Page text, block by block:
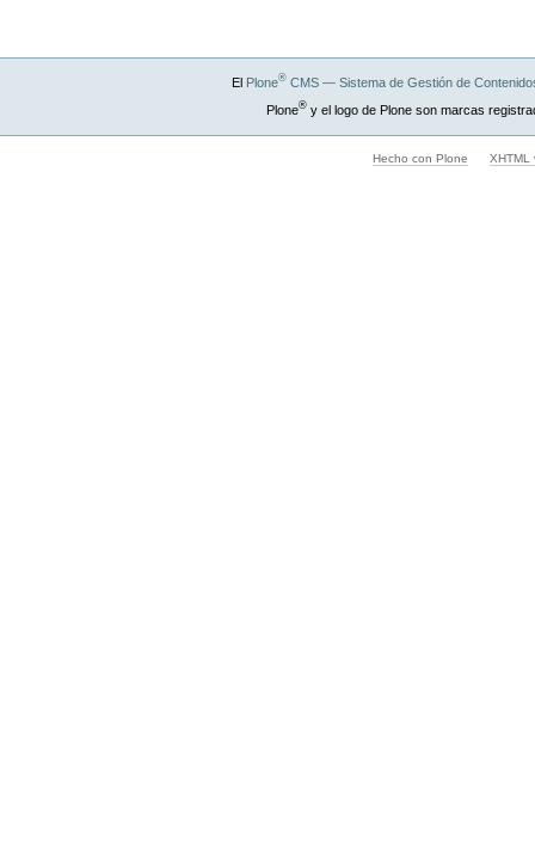
El Plone®CMS — Sistema de Gestión de
Plone®y el logo de Plone son marcas
Hecho con Plone XHTML